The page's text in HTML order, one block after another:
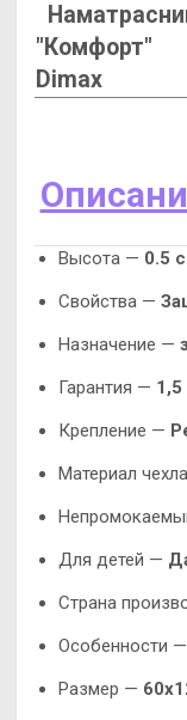
"Комфорт"
Dimax
Высота — 0.5
Свойства —
Назначение —
Гарантия — 1,5
Крепление —
Материал
Для детей —
Страна
Особенности —
Размер —